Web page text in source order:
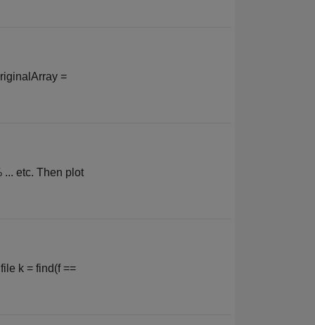
=
... etc. Then plot
k = find(f ==